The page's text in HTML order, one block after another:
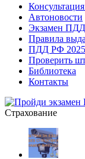
Автоновости
Экзамен
Правила
ПДД РФ 2025
Проверить
Библиотека
Контакты
Страхование